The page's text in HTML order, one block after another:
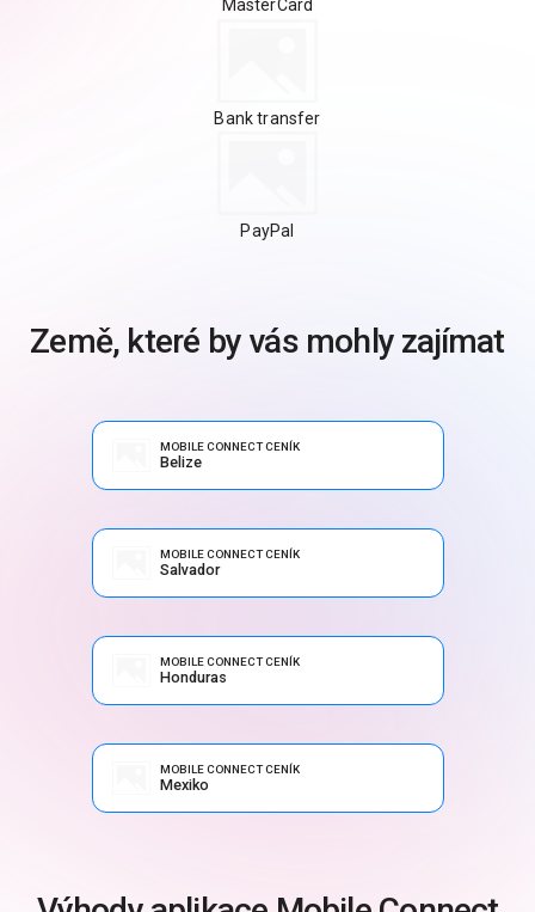
MasterCard
Bank transfer
PayPal
Země, které by vás mohly zajímat
MOBILE CONNECT CENÍK
Belize
MOBILE CONNECT CENÍK
Salvador
MOBILE CONNECT CENÍK
Honduras
MOBILE CONNECT CENÍK
Mexiko